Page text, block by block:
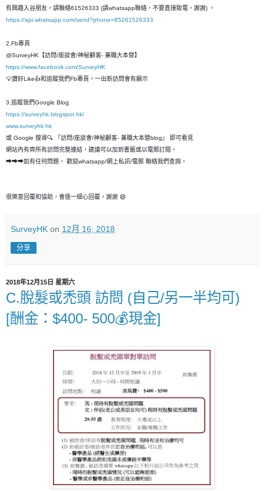
有興趣入谷朋友，請聯絡61526333 (請whatsapp聯絡，不要直接致電，謝謝) 。
https://api.whatsapp.com/send?phone=85261526333
2.Fb專頁
@SurveyHK【訪問/座談會/神秘顧客- 兼職大本營】
https://www.facebook.com/SurveyHK
💡讚好Like👍和追蹤我們Fb專頁，一出新訪問會有顯示
3.追蹤我們Google Blog
https://surveyhk.blogspot.hk/
www.surveyhk.hk
或 Google 搜尋🔍 「訪問/座談會/神秘顧客- 兼職大本營blog」 即可看見
網站內有齊所有訪問完整連結，建議可以加到書籤或以電郵訂閱。
➡➡➡如有任何問題， 歡迎whatsapp/網上私訊/電郵 聯絡我們查詢，
很樂意回覆和恊助，會逐一細心回覆，謝謝 😄
SurveyHK on 12月 16, 2018
分享
2018年12月15日 星期六
C.脫髮或禿頭 訪問 (自己/另一半均可)
[酬金：$400- 500💰現金]